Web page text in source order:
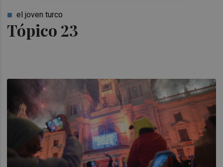
Tópico 23
el joven turco